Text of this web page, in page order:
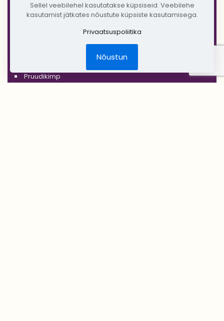
'COPPER'
DIY Create Your Wedding
Pruudikimp
Sellel veebilehel kasutatakse küpsiseid. Veebilehe
kasutamist jätkates nõustute küpsiste kasutamisega.
Privaatsuspoliitika
Nõustun